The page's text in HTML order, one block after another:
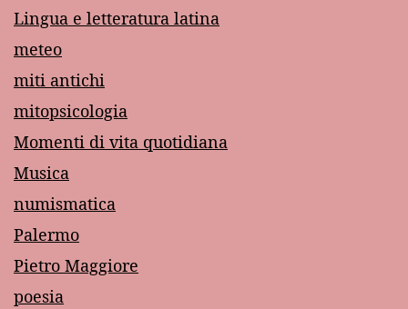
Lingua e letteratura latina
meteo
miti antichi
mitopsicologia
Momenti di vita quotidiana
Musica
numismatica
Palermo
Pietro Maggiore
poesia